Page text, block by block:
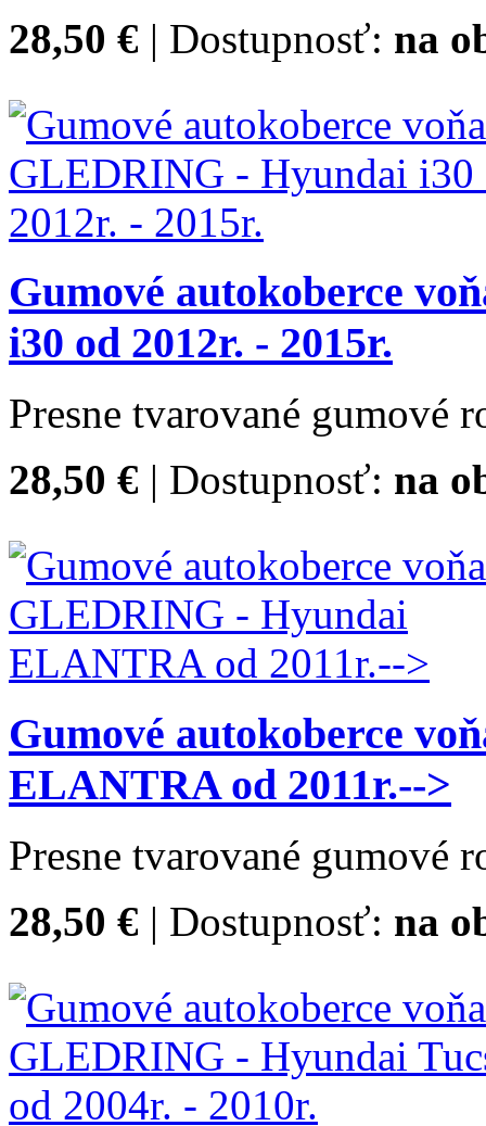
28,50 € | Dostupnosť: na
Gumové autokoberce
i30 od 2012r. - 2015r.
Presne tvarované gumové
28,50 € | Dostupnosť: na
Gumové autokoberce
ELANTRA od 2011r.-->
Presne tvarované gumové
28,50 € | Dostupnosť: na